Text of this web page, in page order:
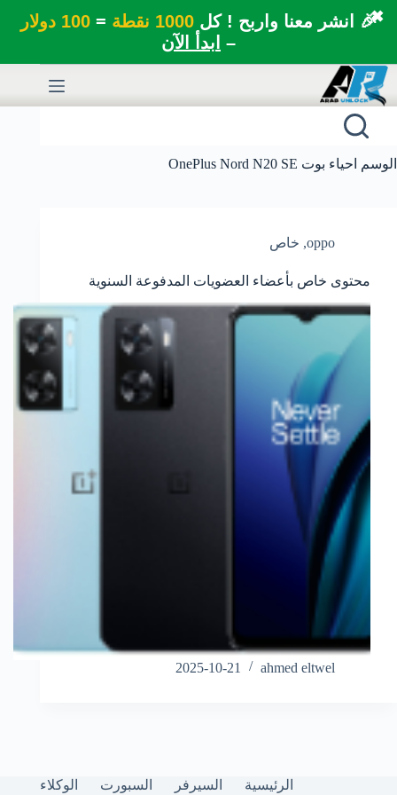
🎉 انشر معنا واربح ! كل1000 نقطة =100 دولار
– ابدأ الآن
✖
التجاوز
إلى
المحتوى
الوسم احياء بوت OnePlus Nord N20 SE
oppo
, خاص
محتوى خاص بأعضاء العضويات المدفوعة السنوية
ahmed eltwel
2025-10-21
الرئيسية السيرفر السبورت الوكلاء